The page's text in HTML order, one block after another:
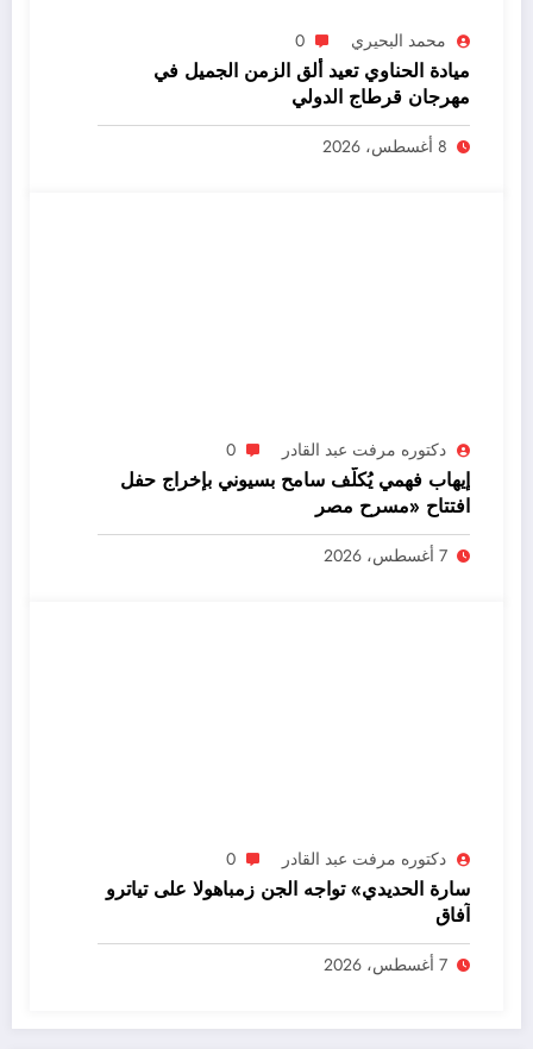
محمد البحيري 0
ميادة الحناوي تعيد ألق الزمن الجميل في
مهرجان قرطاج الدولي
8 أغسطس، 2026
دكتوره مرفت عبد القادر 0
إيهاب فهمي يُكلّف سامح بسيوني بإخراج حفل
افتتاح «مسرح مصر
7 أغسطس، 2026
دكتوره مرفت عبد القادر 0
سارة الحديدي» تواجه الجن زمباهولا على تياترو
آفاق
7 أغسطس، 2026